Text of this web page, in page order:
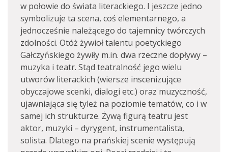
w połowie do świata literackiego. I jeszcze jedno
symbolizuje ta scena, coś elementarnego, a
jednocześnie należącego do tajemnicy twórczych
zdolności. Otóż żywioł talentu poetyckiego
Gałczyńskiego żywiły m.in. dwa rzeczne dopływy –
muzyka i teatr. Stąd teatralność jego wielu
utworów literackich (wiersze inscenizujące
obyczajowe scenki, dialogi etc.) oraz muzyczność,
ujawniająca się tyleż na poziomie tematów, co i w
samej ich strukturze. Żywą figurą teatru jest
aktor, muzyki – dyrygent, instrumentalista,
solista. Dlatego na prańskiej scenie występują